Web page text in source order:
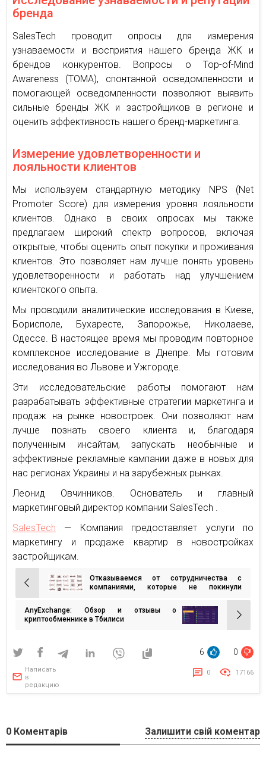
бренда
SalesTech проводит опросы для измерения
узнаваемости и восприятия нашего бренда ЖК и
брендов конкурентов. Вопросы о Top-of-Mind
Awareness (TOMA), спонтанной осведомленности и
помогающей осведомленности позволяют выявить
сильные бренды ЖК и застройщиков в регионе и
оценить эффективность нашего бренд-маркетинга.
Измерение удовлетворенности и
лояльности клиентов
Мы используем стандартную методику NPS (Net
Promoter Score) для измерения уровня лояльности
клиентов. Однако в своих опросах мы также
предлагаем широкий спектр вопросов, включая
открытые, чтобы оценить опыт покупки и проживания
клиентов. Это позволяет нам лучше понять уровень
удовлетворенности и работать над улучшением
клиентского опыта.
Мы проводили аналитические исследования в Киеве,
Борисполе, Бухаресте, Запорожье, Николаеве,
Одессе. В настоящее время мы проводим повторное
комплексное исследование в Днепре. Мы готовим
исследования во Львове и Ужгороде.
Эти исследовательские работы помогают нам
разрабатывать эффективные стратегии маркетинга и
продаж на рынке новостроек. Они позволяют нам
лучше познать своего клиента и, благодаря
полученным инсайтам, запускать необычные и
эффективные рекламные кампании даже в новых для
нас регионах Украины и на зарубежных рынках.
Леонид Овчинников. Основатель и главный
маркетинговый директор компании SalesTech .
SalesTech — Компания предоставляет услуги по
маркетингу и продаже квартир в новостройках
застройщикам.
Навигация
по
записям
Отказываемся от сотрудничества с
компаниями, которые не покинули
AnyExchange: Обзор и отзывы о
криптообменнике в Тбилиси
6 0
Написать
в
редакцию
0 17166
0 Коментарів Залишити свій коментар